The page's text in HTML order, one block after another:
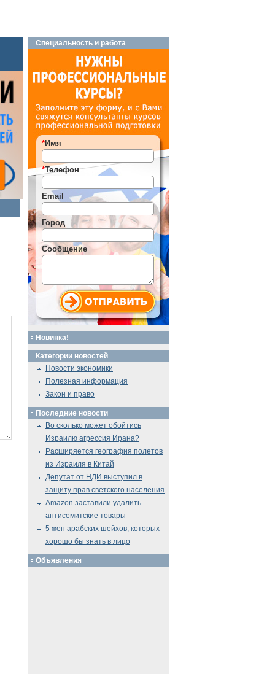
Специальность и работа
*Имя
*Телефон
Email
Город
Сообщение
Новинка!
Категории новостей
Новости экономики
Полезная информация
Закон и право
Последние новости
Во сколько может обойтись
Израилю агрессия Ирана?
Расширяется география полетов
из Израиля в Китай
Депутат от НДИ выступил в
защиту прав светского населения
Amazon заставили удалить
антисемитские товары
5 жен арабских шейхов, которых
хорошо бы знать в лицо
Объявления